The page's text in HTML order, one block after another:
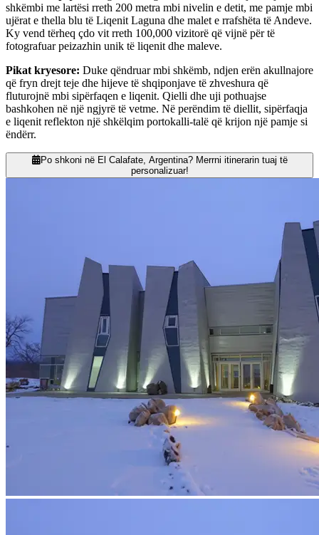
shkëmbi me lartësi rreth 200 metra mbi nivelin e detit, me pamje mbi
ujërat e thella blu të Liqenit Laguna dhe malet e rrafshëta të Andeve.
Ky vend tërheq çdo vit rreth 100,000 vizitorë që vijnë për të
fotografuar peizazhin unik të liqenit dhe maleve.
Pikat kryesore: Duke qëndruar mbi shkëmb, ndjen erën akullnajore
që fryn drejt teje dhe hijeve të shqiponjave të zhveshura që
fluturojnë mbi sipërfaqen e liqenit. Qielli dhe uji pothuajse
bashkohen në një ngjyrë të vetme. Në perëndim të diellit, sipërfaqja
e liqenit reflekton një shkëlqim portokalli-talë që krijon një pamje si
ëndërr.
Po shkoni në El Calafate, Argentina? Merrni itinerarin tuaj të
personalizuar!